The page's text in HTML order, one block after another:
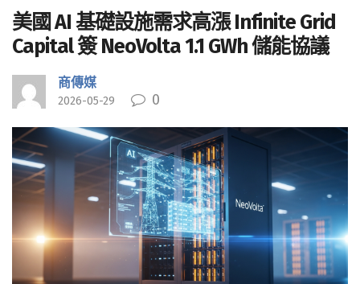
美國 AI 基礎設施需求高漲 Infinite Grid
Capital 簽 NeoVolta 1.1 GWh 儲能協議
商傳媒
2026-05-29 0